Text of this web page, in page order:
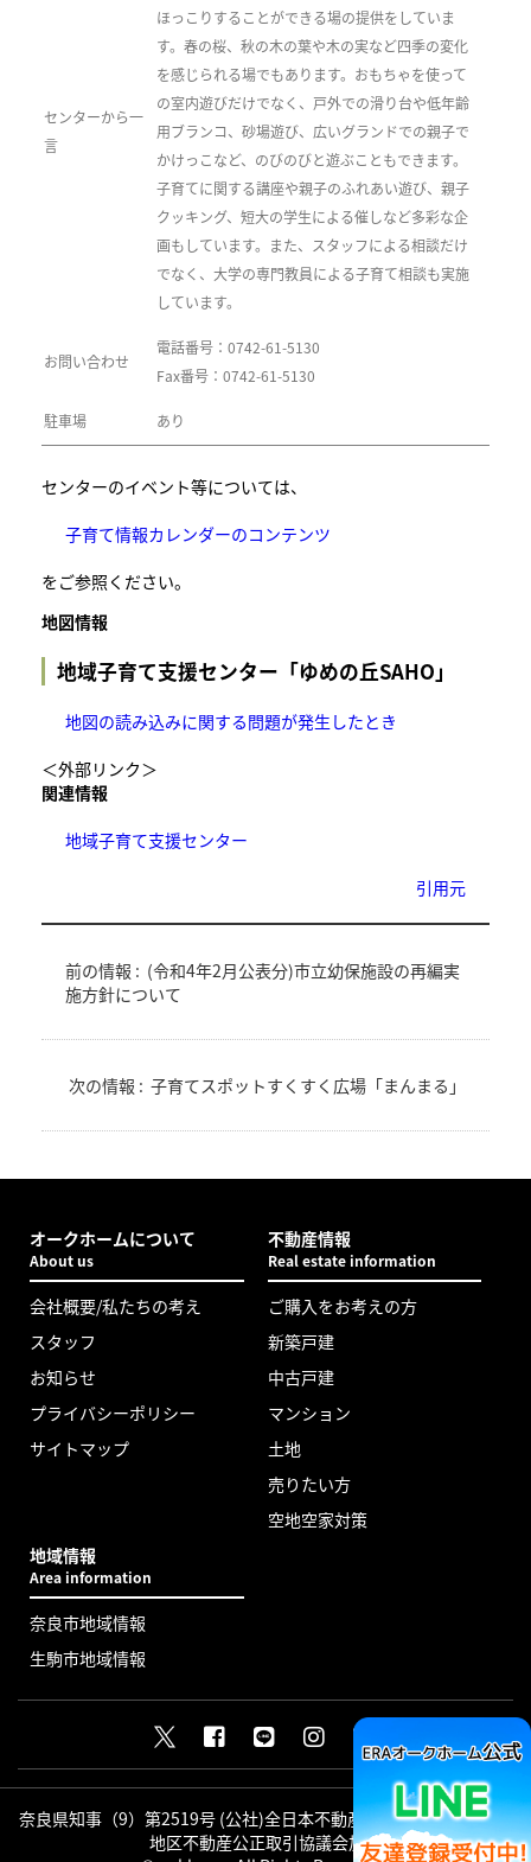
センターから一
言
ほっこりすることができる場の提供をしていま
す。春の桜、秋の木の葉や木の実など四季の変化
を感じられる場でもあります。おもちゃを使って
の室内遊びだけでなく、戸外での滑り台や低年齢
用ブランコ、砂場遊び、広いグランドでの親子で
かけっこなど、のびのびと遊ぶこともできます。
子育てに関する講座や親子のふれあい遊び、親子
クッキング、短大の学生による催しなど多彩な企
画もしています。また、スタッフによる相談だけ
でなく、大学の専門教員による子育て相談も実施
しています。
お問い合わせ
電話番号：0742-61-5130
Fax番号：0742-61-5130
駐車場 あり
センターのイベント等については、
子育て情報カレンダーのコンテンツ
をご参照ください。
地図情報
地域子育て支援センター「ゆめの丘SAHO」
地図の読み込みに関する問題が発生したとき
＜外部リンク＞
関連情報
地域子育て支援センター
引用元
前の情報 : (令和4年2月公表分)市立幼保施設の再編実
施方針について
次の情報 : 子育てスポットすくすく広場「まんまる」
オークホームについて
About us
会社概要/私たちの考え
スタッフ
お知らせ
プライバシーポリシー
サイトマップ
不動産情報
Real estate information
ご購入をお考えの方
新築戸建
中古戸建
マンション
土地
売りたい方
空地空家対策
地域情報
Area information
奈良市地域情報
生駒市地域情報
奈良県知事（9）第2519号 (公社)全日本不動産協会会員 (公社)近畿
地区不動産公正取引協議会加盟